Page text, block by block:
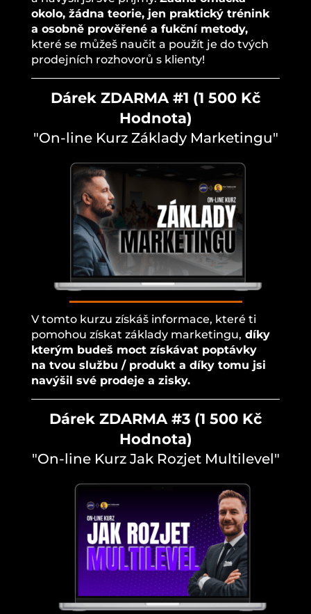
okolo, žádna teorie, jen praktický trénink
a osobně prověřené a fukční metody,
které se můžeš naučit a použít je do tvých
prodejních rozhovorů s klienty!
Dárek ZDARMA #1 (1 500 Kč
Hodnota)
"On-line Kurz Základy Marketingu"
V tomto kurzu získáš informace, které ti
pomohou získat základy marketingu, díky
kterým budeš moct získávat poptávky
na tvou službu / produkt a díky tomu jsi
navýšil své prodeje a zisky.
Dárek ZDARMA #3 (1 500 Kč
Hodnota)
"On-line Kurz Jak Rozjet Multilevel"